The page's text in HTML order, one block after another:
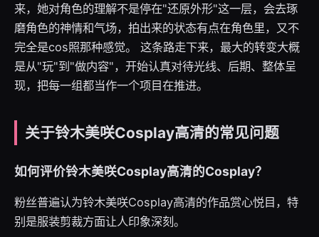
来，她对角色的理解不是停在"还原外形"这一层，会去琢
磨角色的神情和气场，拍出来的状态有点在角色里，又不
完全是cos照那种感觉。 这条路走下来，最大的转变大概
是从"玩"到"做内容"，开始认真对待光线、后期、整体呈
现，把每一组都当作一个项目在推进。
关于铃木美咲Cosplay高清的常见问题
如何评价铃木美咲Cosplay高清的Cosplay？
粉丝普遍认为铃木美咲Cosplay高清的作品赏心悦目，特
别是服装剪裁方面让人印象深刻。